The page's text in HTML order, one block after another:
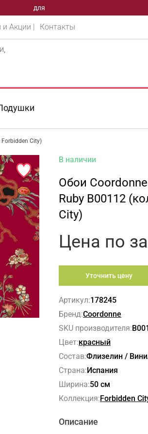
для
и Акции | Контакты
City)
В наличии
Обои
Ruby B00112
City)
Цена по
Уточнить цену
Артикул:178245
Бренд:Coordonne
SKU производителя:
Цвет:красный
Состав:Флизелин /
Страна:Испания
Ширина:50 см
Коллекция:Forbidden
Описание